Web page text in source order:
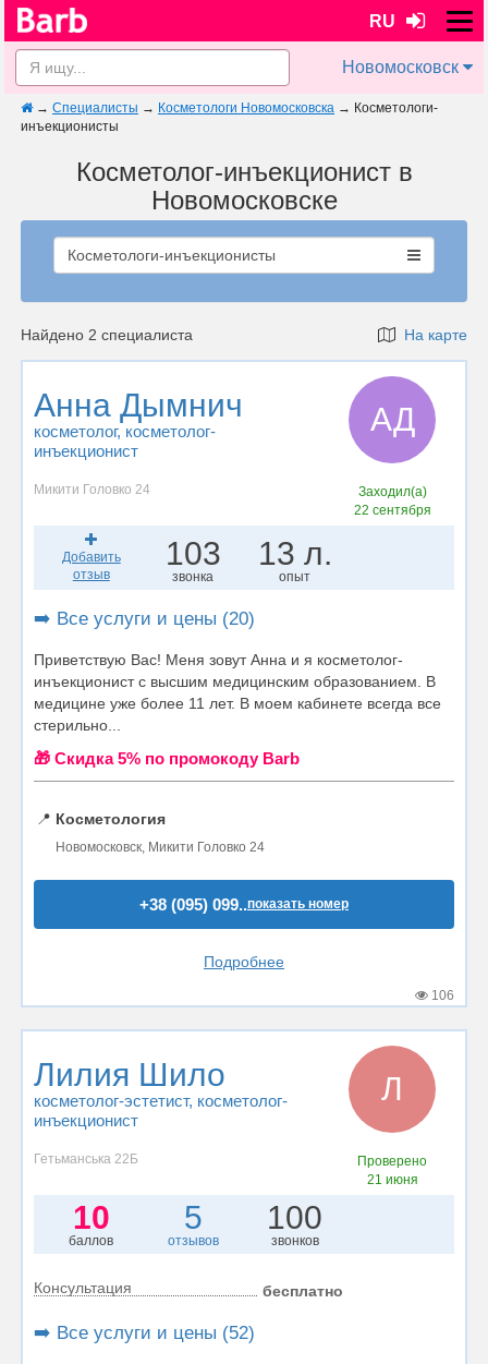
RU
Новомосковск
→ Специалисты → Косметологи Новомосковска → Косметологи-
инъекционисты
Косметолог-инъекционист в
Новомосковске
Косметологи-инъекционисты
Найдено 2 специалиста На карте
Анна Дымнич
косметолог, косметолог-
инъекционист
АД
Микити Головко 24
Заходил(а)
22 сентября
Добавить
отзыв
103
звонка
13 л.
опыт
➡️ Все услуги и цены (20)
Приветствую Вас! Меня зовут Анна и я косметолог-
инъекционист с высшим медицинским образованием. В
медицине уже более 11 лет. В моем кабинете всегда все
стерильно...
🎁 Cкидка 5% по промокоду Barb
📍 Косметология
Новомосковск, Микити Головко 24
+38 (095) 099..показать номер
Подробнее
106
Лилия Шило
косметолог-эстетист, косметолог-
инъекционист
Л
Гетьманська 22Б
Проверено
21 июня
10
баллов
5
отзывов
100
звонков
Консультация бесплатно
➡️ Все услуги и цены (52)